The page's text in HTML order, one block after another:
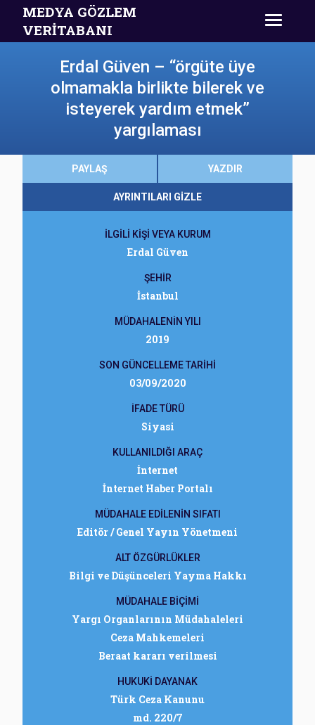
MEDYA GÖZLEM
VERİTABANI
Erdal Güven – “örgüte üye
olmamakla birlikte bilerek ve
isteyerek yardım etmek”
yargılaması
PAYLAŞ YAZDIR
AYRINTILARI GİZLE
İLGİLİ KİŞİ VEYA KURUM
Erdal Güven
ŞEHİR
İstanbul
MÜDAHALENİN YILI
2019
SON GÜNCELLEME TARİHİ
03/09/2020
İFADE TÜRÜ
Siyasi
KULLANILDIĞI ARAÇ
İnternet
İnternet Haber Portalı
MÜDAHALE EDİLENİN SIFATI
Editör / Genel Yayın Yönetmeni
ALT ÖZGÜRLÜKLER
Bilgi ve Düşünceleri Yayma Hakkı
MÜDAHALE BİÇİMİ
Yargı Organlarının Müdahaleleri
Ceza Mahkemeleri
Beraat kararı verilmesi
HUKUKİ DAYANAK
Türk Ceza Kanunu
md. 220/7